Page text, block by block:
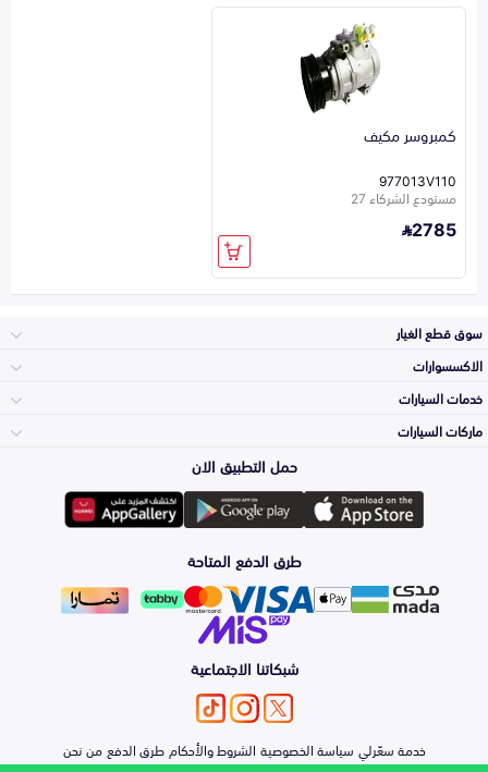
كمبروسر مكيف
977013V110
مستودع الشركاء 27
2785
سوق قطع الغيار
المكائن، القيرات
وملحقاتها
الشمعات
والاصطبات (الاضاءة)
الفرامل والأقمشة
الأبواب، الرفرف
والكبوت
الاكسسوارات
لوازم الرحلات
اكسسوارات العناية
الزيوت و السوائل
خدمات السيارات
الأكثر مبيعاً
التلميع والعناية
اصلاح الطلاء
ماركات السيارات
تويوتا
هيونداي
كيا
نيسان
حمل التطبيق الان
طرق الدفع المتاحة
شبكاتنا الاجتماعية
خدمة سعّرلي سياسة الخصوصية الشروط والأحكامطرق الدفعمن نحن